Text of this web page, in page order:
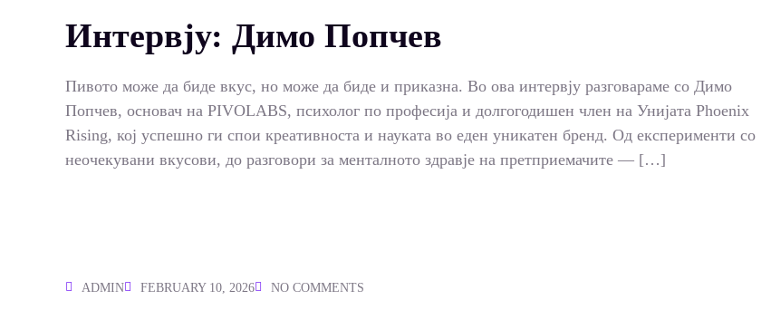
Интервју: Димо Попчев
Пивото може да биде вкус, но може да биде и приказна. Во ова интервју разговараме со Димо
Попчев, основач на PIVOLABS, психолог по професија и долгогодишен член на Унијата Phoenix
Rising, кој успешно ги спои креативноста и науката во еден уникатен бренд. Од експерименти со
неочекувани вкусови, до разговори за менталното здравје на претприемачите — […]
ADMIN FEBRUARY 10, 2026 NO COMMENTS